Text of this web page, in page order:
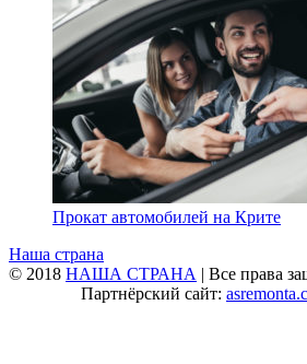
Прокат автомобилей на Крите
Наша страна
© 2018 НАША СТРАНА | Все права
Партнёрский сайт: